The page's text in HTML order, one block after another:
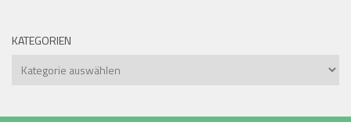
KATEGORIEN
Kategorien